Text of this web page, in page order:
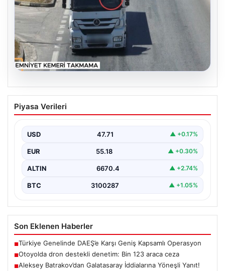
Otoyolda dron destekli denetim: Bin
123 araca ceza
Piyasa Verileri
USD 47.71 ▲ +0.17%
EUR 55.18 ▲ +0.30%
ALTIN 6670.4 ▲ +2.74%
BTC 3100287 ▲ +1.05%
Son Eklenen Haberler
■Türkiye Genelinde DAEŞ’e Karşı Geniş Kapsamlı Operasyon
■Otoyolda dron destekli denetim: Bin 123 araca ceza
■Aleksey Batrakov’dan Galatasaray İddialarına Yöneşli Yanıt!